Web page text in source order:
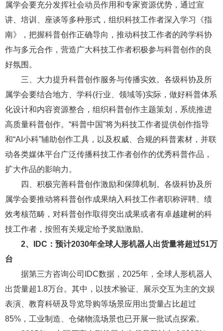
属学会要充分发挥社会动员作用和专家资源优势，通过宣
讲、培训、座谈等多种形式，组织科技工作者深入学习《指
南》，把握科普创作正确导向，推动科技工作者的跨学科协
作与多元合作，营造广大科技工作者积极参与科普创作的良
好氛围。
三、大力提升科普创作服务与传播实效。各级科协及所
属学会要结合地方、学科(行业、领域等)实际，做好科普体系
化设计和内容资源整合，组织科普创作主题策划，系统推进
高质量科普创作。“科普中国”将为科技工作者提供创作指导
和“AI小科”辅助创作工具，以及权威、合规的科普素材，并联
动各类媒体平台广泛传播科技工作者创作的优秀科普作品，
扩大作品的影响力。
四、积极完善科普创作激励和保障机制。各级科协及所
属学会要推动将科普创作成果纳入科技工作者职称评聘、绩
效考核范畴，对科普创作取得突出成果或者有卓越建树的科
技工作者，按照有关规定给予奖励激励。
2、
IDC：预计2030年全球人形机器人出货量将超过51万
台
据第三方咨询公司IDC数据，2025年，全球人形机器人
出货量超1.8万台。其中，以技术验证、展示交互为主的文娱
表演、教育科研及导览导购等场景应用出货量占比超过
85%，工业制造、仓储物流场景也已开展一批试点探索。